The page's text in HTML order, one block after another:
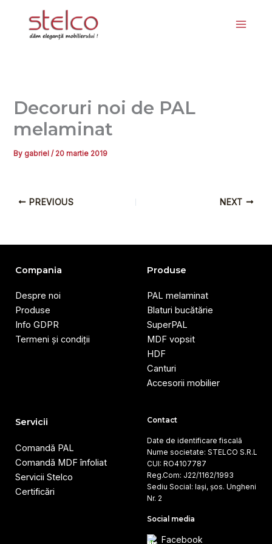
content
Decoruri noi de PAL
melaminat
By gabriel/ 20 martie 2019
PREVIOUS NEXT
Compania
Despre noi
Produse
Info GDPR
Termeni și condiții
Produse
PAL melaminat
Blaturi bucătărie
SuperPAL
MDF vopsit
HDF
Canturi
Accesorii mobilier
Servicii
Comandă PAL
Comandă MDF înfoliat
Servicii Stelco
Certificări
Contact
Date de identificare fiscală
Nume societate: STELCO S.R.L
CUI: RO4107787
Reg.Com: J22/1162/1993
Sediu Social: Iași, șos. Ungheni
Nr. 2
Social media
Facebook